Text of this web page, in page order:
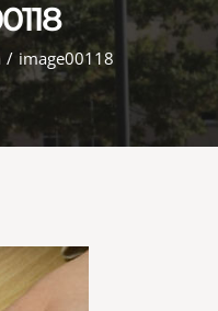
/ image00118